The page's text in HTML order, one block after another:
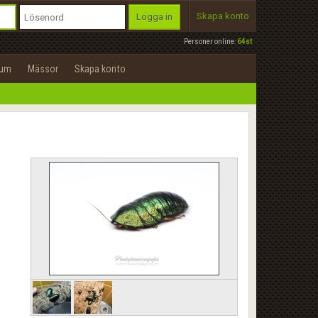
Personer online:64st
Logga in Skapa konto
Mässor Skapa konto